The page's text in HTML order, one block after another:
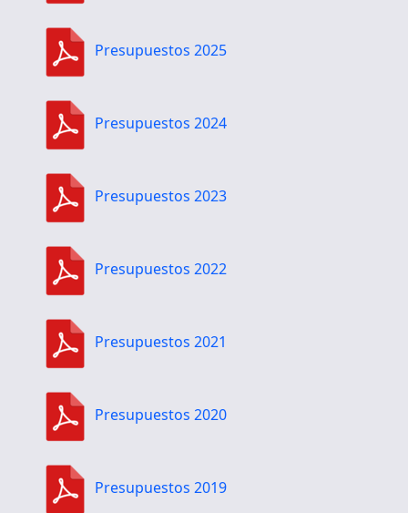
Presupuestos 2025
Presupuestos 2024
Presupuestos 2023
Presupuestos 2022
Presupuestos 2021
Presupuestos 2020
Presupuestos 2019